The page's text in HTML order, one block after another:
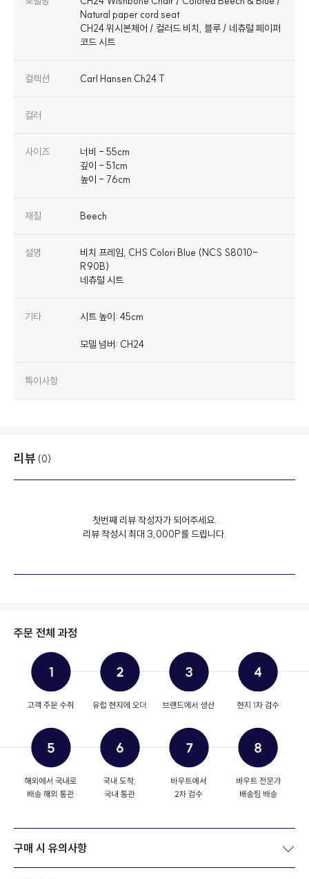
Natural paper cord seat
CH24 위시본체어 / 컬러드 비치, 블루 / 네츄럴 페이퍼
코드 시트
컬렉션 Carl Hansen Ch24 T
컬러
사이즈
너비 - 55cm
깊이 - 51cm
높이 - 76cm
재질 Beech
설명
비치 프레임, CHS Colori Blue (NCS S8010-
R90B)
네츄럴 시트
기타 시트 높이: 45cm
모델 넘버: CH24
특이사항
리뷰 (0)
첫번째 리뷰 작성자가 되어주세요.
리뷰 작성시 최대 3,000P를 드립니다.
주문 전체 과정
구매 시 유의사항